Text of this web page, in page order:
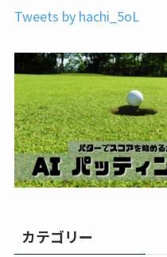
Tweets by hachi_5oL
カテゴリー